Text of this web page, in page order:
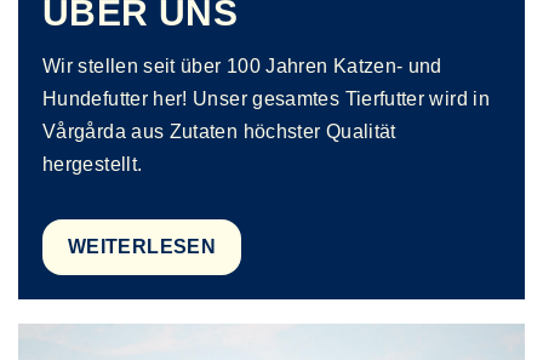
ÜBER UNS
Wir stellen seit über 100 Jahren Katzen- und
Hundefutter her! Unser gesamtes Tierfutter wird in
Vårgårda aus Zutaten höchster Qualität
hergestellt.
WEITERLESEN